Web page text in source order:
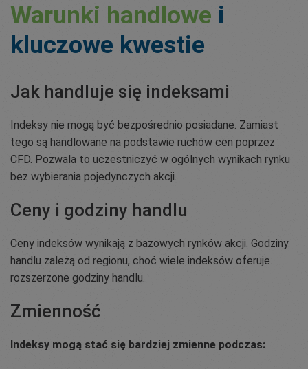
Warunki handlowe i
kluczowe kwestie
Jak handluje się indeksami
Indeksy nie mogą być bezpośrednio posiadane. Zamiast
tego są handlowane na podstawie ruchów cen poprzez
CFD. Pozwala to uczestniczyć w ogólnych wynikach rynku
bez wybierania pojedynczych akcji.
Ceny i godziny handlu
Ceny indeksów wynikają z bazowych rynków akcji. Godziny
handlu zależą od regionu, choć wiele indeksów oferuje
rozszerzone godziny handlu.
Zmienność
Indeksy mogą stać się bardziej zmienne podczas: